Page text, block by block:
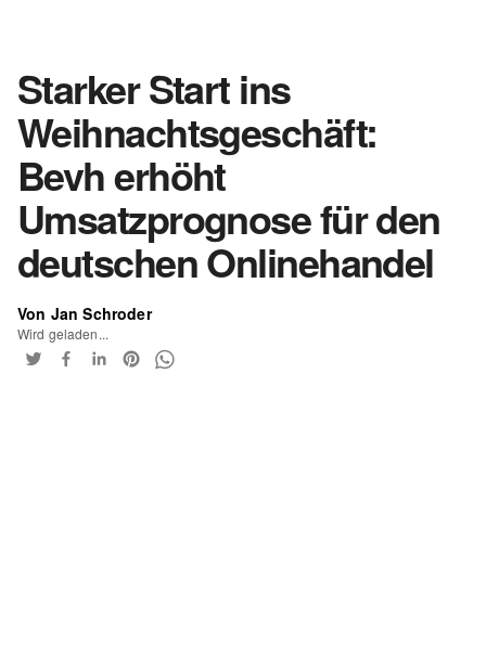
Starker Start ins
Weihnachtsgeschäft:
Bevh erhöht
Umsatzprognose für den
deutschen Onlinehandel
Von Jan Schroder
Wird geladen...